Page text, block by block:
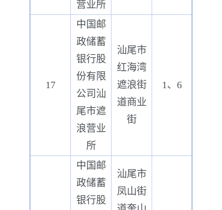
营业所
17
中国邮
政储蓄
银行股
份有限
公司汕
尾市遮
浪营业
所
汕尾市
红海湾
遮浪街
道商业
街
1、6
中国邮
政储蓄
银行股
汕尾市
凤山街